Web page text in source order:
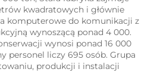
kwadratowych i głównie
komputerowe do komunikacji z
wynoszącą ponad 4 000.
wynosi ponad 16 000
personel liczy 695 osób. Grupa
produkcji i instalacji